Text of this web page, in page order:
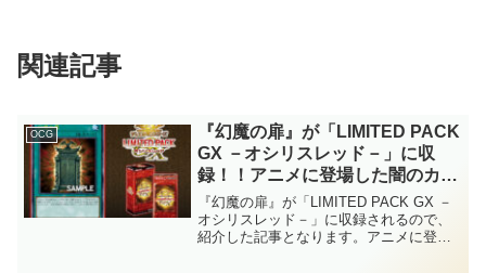
関連記事
OCG
『幻魔の扉』が「LIMITED PACK
GX －オシリスレッド－」に収
録！！アニメに登場した闇のカー
ドが、まさかの実装！？莫大なラ
イフコストが必要で特殊召喚でき
る範囲も狭まりましたが、充分強
『幻魔の扉』が「LIMITED PACK GX －
オシリスレッド－」に収録されるので、
紹介した記事となります。アニメに登場